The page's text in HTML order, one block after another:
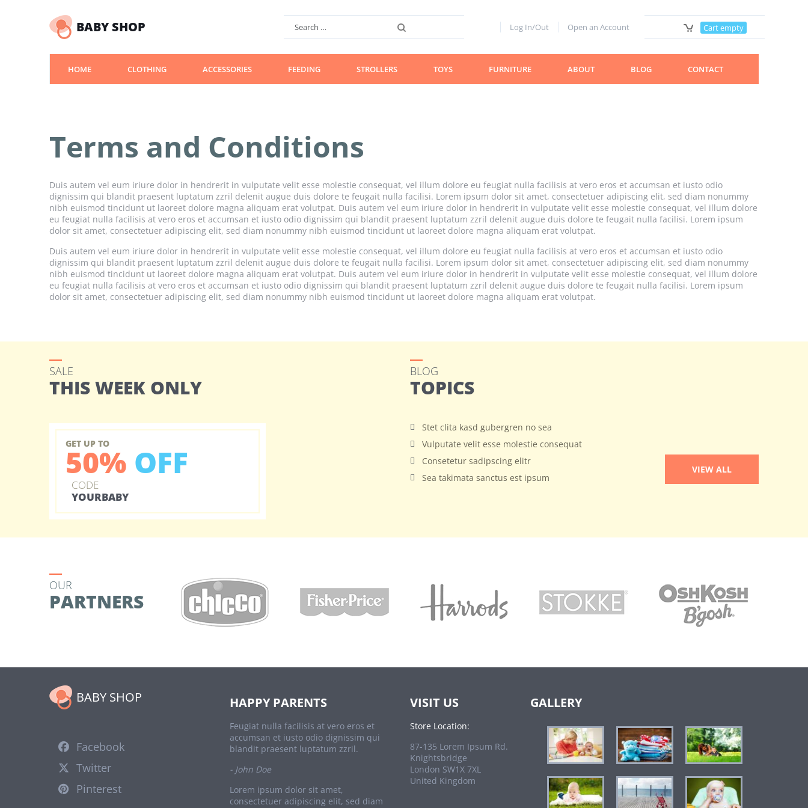
BABY SHOP Search Log In/Out Open an Account Cart empty
HOME CLOTHING ACCESSORIES FEEDING STROLLERS TOYS FURNITURE ABOUT BLOG CONTACT
Terms and Conditions
Duis autem vel eum iriure dolor in hendrerit in vulputate velit esse molestie consequat, vel illum dolore eu feugiat nulla facilisis at vero eros et accumsan et iusto odio
dignissim qui blandit praesent luptatum zzril delenit augue duis dolore te feugait nulla facilisi. Lorem ipsum dolor sit amet, consectetuer adipiscing elit, sed diam nonummy
nibh euismod tincidunt ut laoreet dolore magna aliquam erat volutpat. Duis autem vel eum iriure dolor in hendrerit in vulputate velit esse molestie consequat, vel illum dolore
eu feugiat nulla facilisis at vero eros et accumsan et iusto odio dignissim qui blandit praesent luptatum zzril delenit augue duis dolore te feugait nulla facilisi. Lorem ipsum
dolor sit amet, consectetuer adipiscing elit, sed diam nonummy nibh euismod tincidunt ut laoreet dolore magna aliquam erat volutpat.
Duis autem vel eum iriure dolor in hendrerit in vulputate velit esse molestie consequat, vel illum dolore eu feugiat nulla facilisis at vero eros et accumsan et iusto odio
dignissim qui blandit praesent luptatum zzril delenit augue duis dolore te feugait nulla facilisi. Lorem ipsum dolor sit amet, consectetuer adipiscing elit, sed diam nonummy
nibh euismod tincidunt ut laoreet dolore magna aliquam erat volutpat. Duis autem vel eum iriure dolor in hendrerit in vulputate velit esse molestie consequat, vel illum dolore
eu feugiat nulla facilisis at vero eros et accumsan et iusto odio dignissim qui blandit praesent luptatum zzril delenit augue duis dolore te feugait nulla facilisi. Lorem ipsum
dolor sit amet, consectetuer adipiscing elit, sed diam nonummy nibh euismod tincidunt ut laoreet dolore magna aliquam erat volutpat.
SALE
THIS WEEK ONLY
GET UP TO
50% OFF
CODE
YOURBABY
BLOG
TOPICS
Stet clita kasd gubergren no sea
Vulputate velit esse molestie consequat
Consetetur sadipscing elitr
Sea takimata sanctus est ipsum
VIEW ALL
OUR
PARTNERS
BABY SHOP
Facebook
Twitter
Pinterest
HAPPY PARENTS
Feugiat nulla facilisis at vero eros et
accumsan et iusto odio dignissim qui
blandit praesent luptatum zzril.
- John Doe
Lorem ipsum dolor sit amet,
consectetuer adipiscing elit, sed diam
VISIT US
Store Location:
87-135 Lorem Ipsum Rd.
Knightsbridge
London SW1X 7XL
United Kingdom
GALLERY